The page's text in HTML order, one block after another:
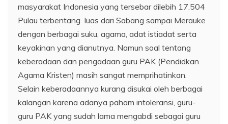
masyarakat Indonesia yang tersebar dilebih 17.504
Pulau terbentang luas dari Sabang sampai Merauke
dengan berbagai suku, agama, adat istiadat serta
keyakinan yang dianutnya. Namun soal tentang
keberadaan dan pengadaan guru PAK (Pendidkan
Agama Kristen) masih sangat memprihatinkan.
Selain keberadaannya kurang disukai oleh berbagai
kalangan karena adanya paham intoleransi, guru-
guru PAK yang sudah lama mengabdi sebagai guru